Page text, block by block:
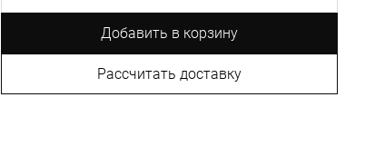
Добавить в корзину
Рассчитать доставку